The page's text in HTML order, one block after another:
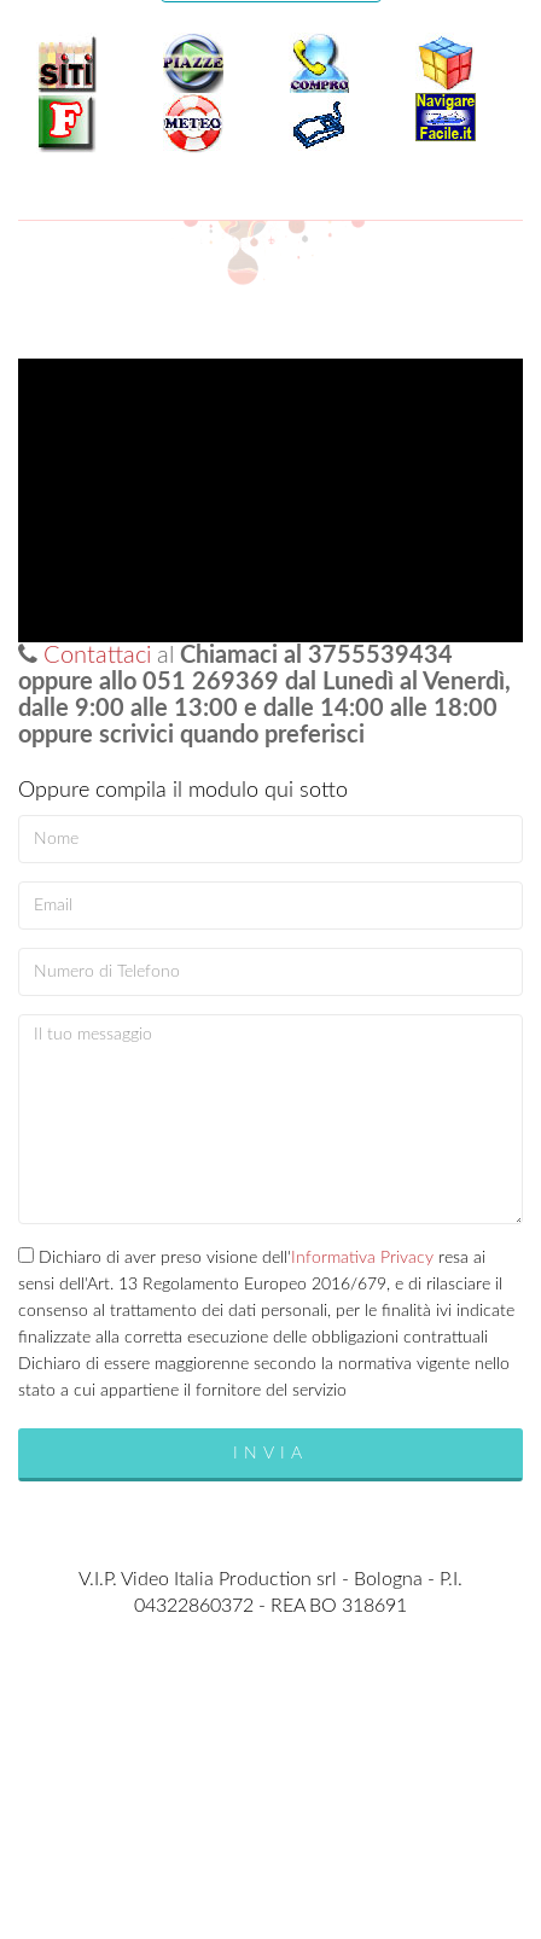
Contattaci al Chiamaci al 3755539434
oppure allo 051 269369 dal Lunedì al Venerdì,
dalle 9:00 alle 13:00 e dalle 14:00 alle 18:00
oppure scrivici quando preferisci
Oppure compila il modulo qui sotto
Dichiaro di aver preso visione dell' Informativa Privacy resa ai
sensi dell'Art. 13 Regolamento Europeo 2016/679, e di rilasciare il
consenso al trattamento dei dati personali, per le finalità ivi indicate
finalizzate alla corretta esecuzione delle obbligazioni contrattuali
Dichiaro di essere maggiorenne secondo la normativa vigente nello
stato a cui appartiene il fornitore del servizio
V.I.P. Video Italia Production srl - Bologna - P.I.
04322860372 - REA BO 318691